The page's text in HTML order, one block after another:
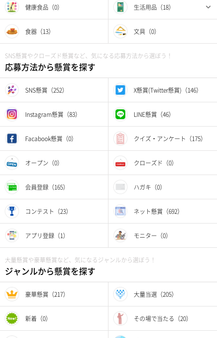
健康食品（0） 生活用品（18）
食器（13） 文具（0）
SNS懸賞やクローズド懸賞など、気になる応募方法から選ぼう！
応募方法から懸賞を探す
SNS懸賞（252） X懸賞(Twitter懸賞)（146）
Instagram懸賞（83） LINE懸賞（46）
Facabook懸賞（0） クイズ・アンケート（175）
オープン（0） クローズド（0）
会員登録（165） ハガキ（0）
コンテスト（23） ネット懸賞（692）
アプリ登録（1） モニター（0）
大量懸賞や豪華懸賞など、気になるジャンルから選ぼう！
ジャンルから懸賞を探す
豪華懸賞（217） 大量当選（205）
新着（0） その場で当たる（20）